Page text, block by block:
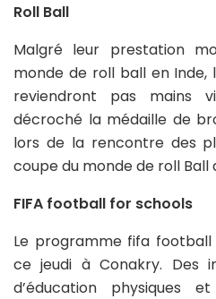
Roll Ball
Malgré leur prestation
monde de roll ball en Inde,
reviendront pas mains
décroché la médaille de
lors de la rencontre des
coupe du monde de roll Ball
FIFA football for schools
Le programme fifa
ce jeudi à Conakry. Des
d’éducation physiques